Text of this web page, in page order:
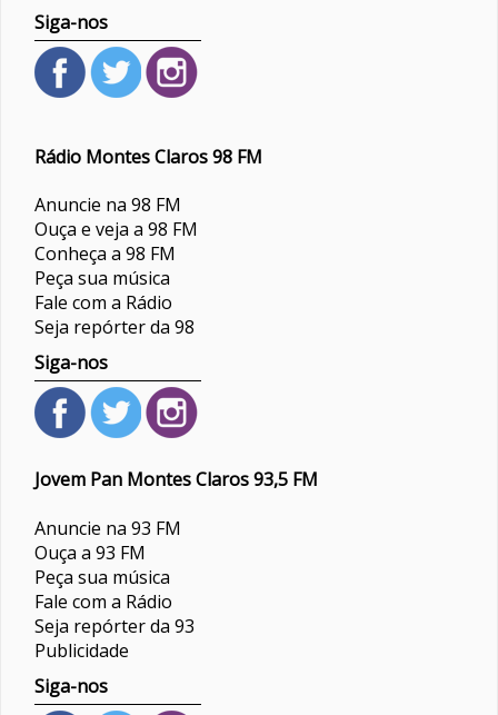
Siga-nos
Rádio Montes Claros 98 FM
Anuncie na 98 FM
Ouça e veja a 98 FM
Conheça a 98 FM
Peça sua música
Fale com a Rádio
Seja repórter da 98
Siga-nos
Jovem Pan Montes Claros 93,5 FM
Anuncie na 93 FM
Ouça a 93 FM
Peça sua música
Fale com a Rádio
Seja repórter da 93
Publicidade
Siga-nos